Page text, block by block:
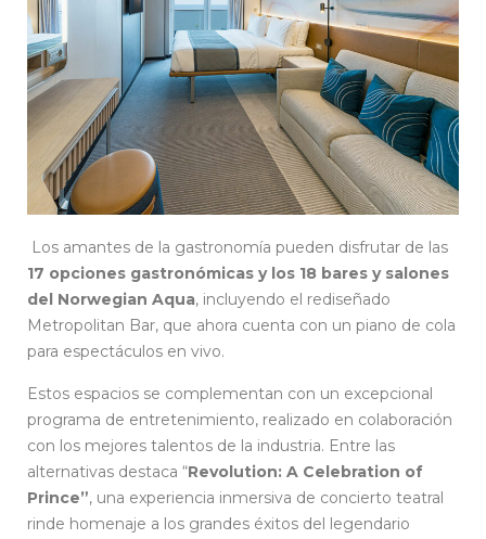
Los amantes de la gastronomía pueden disfrutar de las
17 opciones gastronómicas y los 18 bares y salones
del Norwegian Aqua, incluyendo el rediseñado
Metropolitan Bar, que ahora cuenta con un piano de cola
para espectáculos en vivo.
Estos espacios se complementan con un excepcional
programa de entretenimiento, realizado en colaboración
con los mejores talentos de la industria. Entre las
alternativas destaca “Revolution: A Celebration of
Prince”, una experiencia inmersiva de concierto teatral
rinde homenaje a los grandes éxitos del legendario